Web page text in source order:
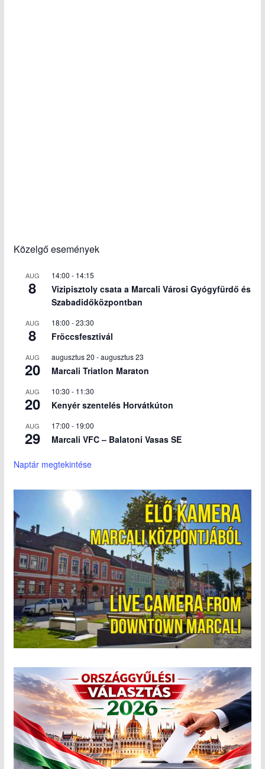
Közelgő események
AUG
8
14:00 - 14:15
Vizipisztoly csata a Marcali Városi Gyógyfürdő és
Szabadidőközpontban
AUG
8
18:00 -23:30
Fröccsfesztivál
AUG
20
augusztus 20 -augusztus 23
Marcali Triatlon Maraton
AUG
20
10:30 - 11:30
Kenyér szentelés Horvátkúton
AUG
29
17:00 - 19:00
Marcali VFC – Balatoni Vasas SE
Naptár megtekintése